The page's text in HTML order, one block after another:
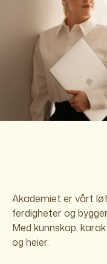
Akademiet er vårt
ferdigheter og
Med kunnskap,
og heier.